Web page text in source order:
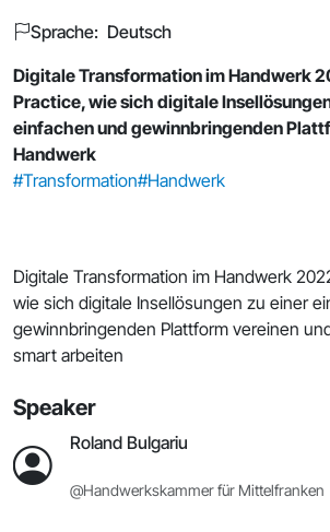
Sprache: Deutsch
Digitale Transformation im Handwerk
Practice, wie sich digitale
einfachen und gewinnbringenden
Handwerk
#Transformation#Handwerk
Digitale Transformation im Handwerk
wie sich digitale Insellösungen zu einer
gewinnbringenden Plattform vereinen
smart arbeiten
Speaker
Roland Bulgariu
@Handwerkskammer für Mittelfranken